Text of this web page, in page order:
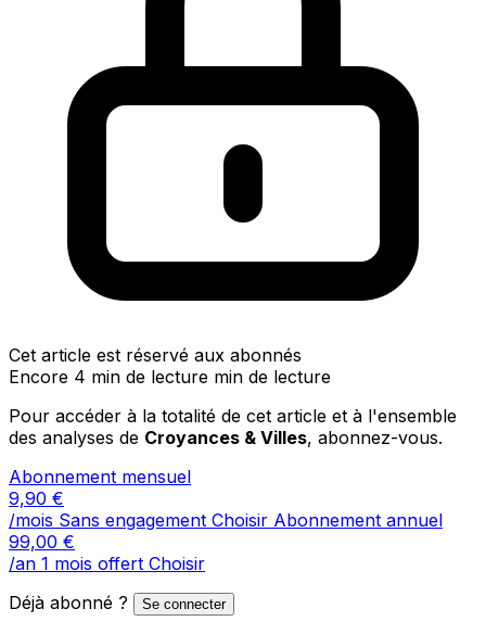
Cet article est réservé aux abonnés
Encore 4 min de lecture min de lecture
Pour accéder à la totalité de cet article et à l'ensemble
des analyses de Croyances & Villes, abonnez-vous.
Abonnement mensuel
9,90 €
/mois Sans engagement Choisir Abonnement annuel
99,00 €
/an 1 mois offert Choisir
Déjà abonné ?
Se connecter